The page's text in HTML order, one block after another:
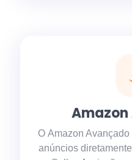
O Amazon
anúncios